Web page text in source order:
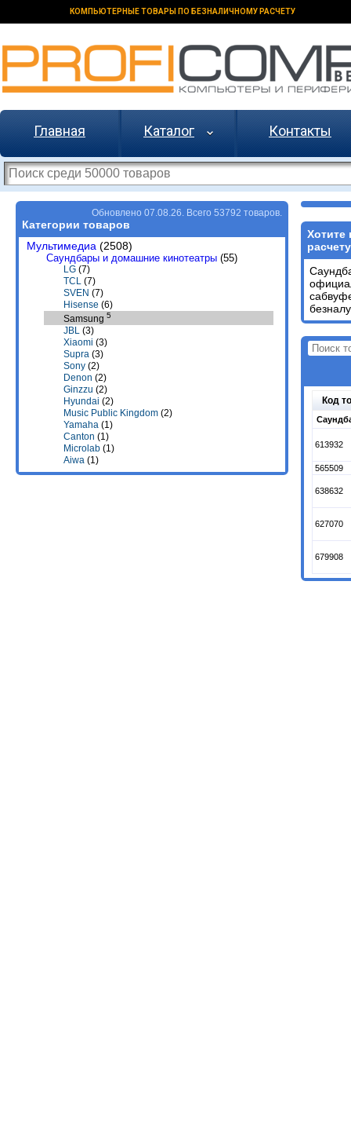
КОМПЬЮТЕРНЫЕ ТОВАРЫ ПО БЕЗНАЛИЧНОМУ РАСЧЕТУ
Главная Каталог Контакты
Обновлено 07.08.26. Всего 53792 товаров.
Категории товаров
Мультимедиа (2508)
Саундбары и домашние кинотеатры (55)
LG (7)
TCL (7)
SVEN (7)
Hisense (6)
Samsung 5
JBL (3)
Xiaomi (3)
Supra (3)
Sony (2)
Denon (2)
Ginzzu (2)
Hyundai (2)
Music Public Kingdom (2)
Yamaha (1)
Canton (1)
Microlab (1)
Aiwa (1)
Хотите
Код
613932
565509
638632
627070
679908